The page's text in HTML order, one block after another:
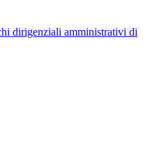
dirigenziali amministrativi di